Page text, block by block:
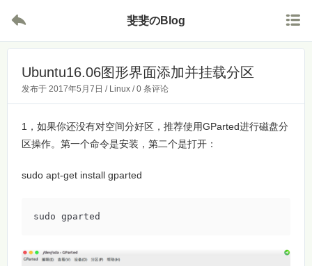
 斐斐のBlog 
Ubuntu16.06图形界面添加并挂载分区
发布于 2017年5月7日 / Linux /0 条评论
1，如果你还没有对空间分好区，推荐使用GParted进行磁盘分
区操作。第一个命令是安装，第二个是打开：
sudo apt-get install gparted
sudo gparted